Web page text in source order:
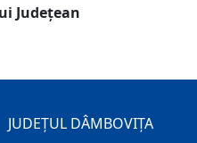
Judeţean
JUDEȚUL DÂMBOVIȚA